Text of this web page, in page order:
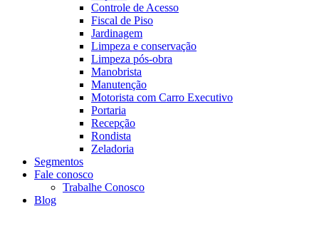
Controle de Acesso
Fiscal de Piso
Jardinagem
Limpeza e conservação
Limpeza pós-obra
Manobrista
Manutenção
Motorista com Carro Executivo
Portaria
Recepção
Rondista
Zeladoria
Segmentos
Fale conosco
Trabalhe Conosco
Blog